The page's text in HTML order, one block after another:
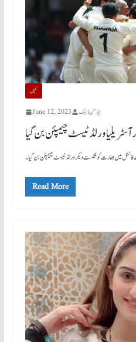
کھیل
June 12, 2023 ایڈمن ڈیسک
ورلڈ ٹیسٹ چیمپئن بن گیا
میں بھارت کو شکست دیکر ورلڈ ٹیسٹ چیمپئن بن گیا۔
Read More